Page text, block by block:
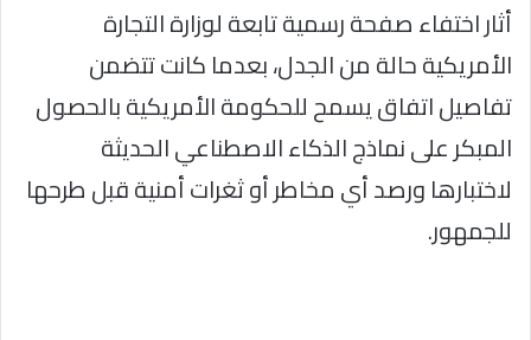
أثار اختفاء صفحة رسمية تابعة لوزارة التجارة
الأمريكية حالة من الجدل، بعدما كانت تتضمن
تفاصيل اتفاق يسمح للحكومة الأمريكية بالحصول
المبكر على نماذج الذكاء الاصطناعي الحديثة
لاختبارها ورصد أي مخاطر أو ثغرات أمنية قبل طرحها
للجمهور.